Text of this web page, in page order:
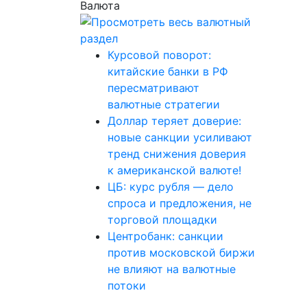
Валюта
Курсовой поворот:
китайские банки в РФ
пересматривают
валютные стратегии
Доллар теряет доверие:
новые санкции усиливают
тренд снижения доверия
к американской валюте!
ЦБ: курс рубля — дело
спроса и предложения, не
торговой площадки
Центробанк: санкции
против московской биржи
не влияют на валютные
потоки